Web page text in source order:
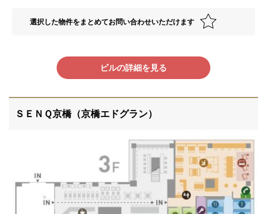
選択した物件をまとめてお問い合わせいただけます
ビルの詳細を見る
ＳＥＮＱ京橋（京橋エドグラン）